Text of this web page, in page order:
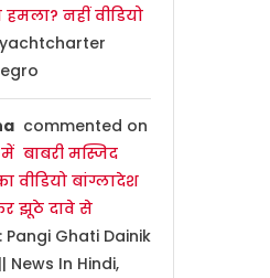
नहीं वीडियो
commented on
में बाबरी मस्जिद
वीडियो बांग्लादेश
झूठे दावे से
Pangi Ghati Dainik
News In Hindi,